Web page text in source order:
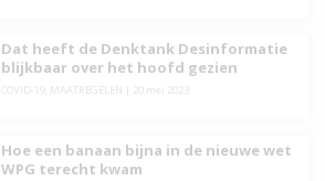
Dat heeft de Denktank Desinformatie
blijkbaar over het hoofd gezien
COVID-19, MAATREGELEN 20 mei 2023
Hoe een banaan bijna in de nieuwe wet
WPG terecht kwam